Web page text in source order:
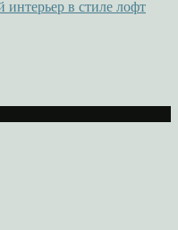
интерьер в стиле лофт